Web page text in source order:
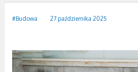
#Budowa 27 października 2025